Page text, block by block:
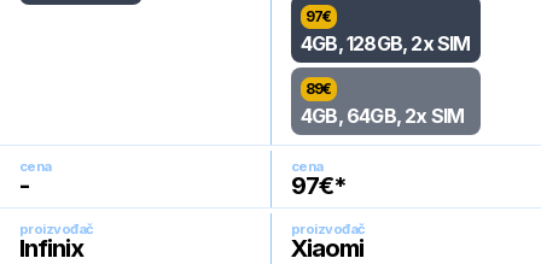
97€
4GB, 128GB, 2x SIM
89€
4GB, 64GB, 2x SIM
cena
-
cena
97€*
proizvođač
Infinix
proizvođač
Xiaomi